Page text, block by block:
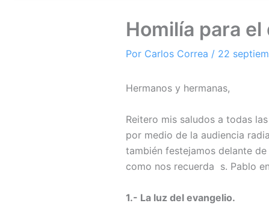
Homilía para
Por Carlos Correa / 22
Hermanos y hermanas,
Reitero mis saludos a todas
por medio de la audiencia
también festejamos delante
como nos recuerda s. Pablo
1.- La luz del evangelio.